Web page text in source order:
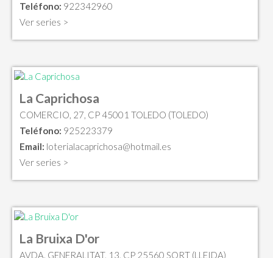
Teléfono: 922342960
Ver series >
La Caprichosa
COMERCIO, 27, CP 45001 TOLEDO (TOLEDO)
Teléfono: 925223379
Email: loterialacaprichosa@hotmail.es
Ver series >
La Bruixa D'or
AVDA. GENERALITAT, 13, CP 25560 SORT (LLEIDA)